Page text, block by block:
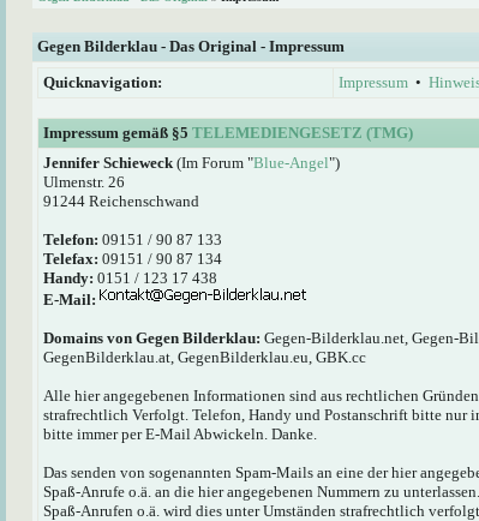
Gegen Bilderklau - Das Original - Impressum
Quicknavigation:
Impressum •
Impressum gemäß §5 TELEMEDIENGESETZ (TMG)
Jennifer Schieweck (Im Forum "Blue-Angel")
Ulmenstr. 26
91244 Reichenschwand
Telefon: 09151 / 90 87 133
Telefax: 09151 / 90 87 134
Handy: 0151 / 123 17 438
E-Mail:
Domains von Gegen Bilderklau: Gegen-Bilderklau.net, Gegen-
GegenBilderklau.at, GegenBilderklau.eu, GBK.cc
Alle hier angegebenen Informationen sind aus rechtlichen
strafrechtlich Verfolgt. Telefon, Handy und Postanschrift bitte
bitte immer per E-Mail Abwickeln. Danke.
Das senden von sogenannten Spam-Mails an eine der hier
Spaß-Anrufe o.ä. an die hier angegebenen Nummern zu
Spaß-Anrufen o.ä. wird dies unter Umständen strafrechtlich